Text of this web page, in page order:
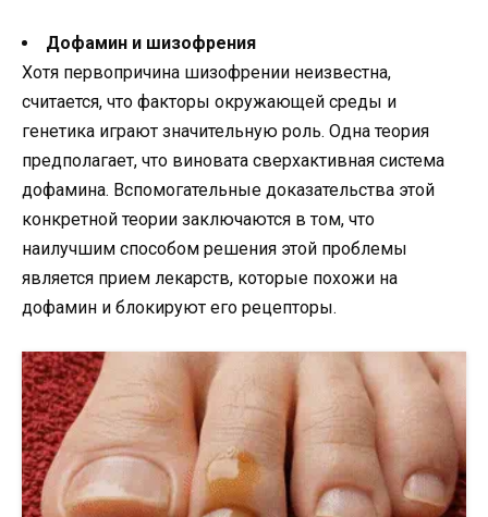
Дофамин и шизофрения
Хотя первопричина шизофрении неизвестна,
считается, что факторы окружающей среды и
генетика играют значительную роль. Одна теория
предполагает, что виновата сверхактивная система
дофамина. Вспомогательные доказательства этой
конкретной теории заключаются в том, что
наилучшим способом решения этой проблемы
является прием лекарств, которые похожи на
дофамин и блокируют его рецепторы.